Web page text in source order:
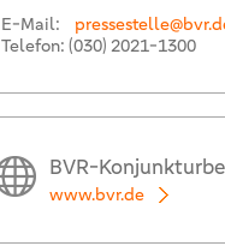
E-Mail:
Telefon: (030) 2021-1300
BVR-
www.bvr.de